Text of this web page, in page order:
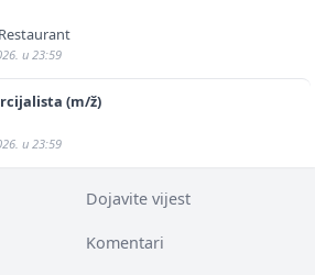
u 23:59
(m/ž)
u 23:59
Dojavite vijest
Komentari